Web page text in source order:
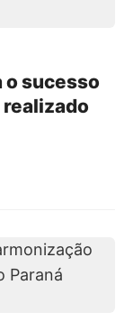
o sucesso
realizado